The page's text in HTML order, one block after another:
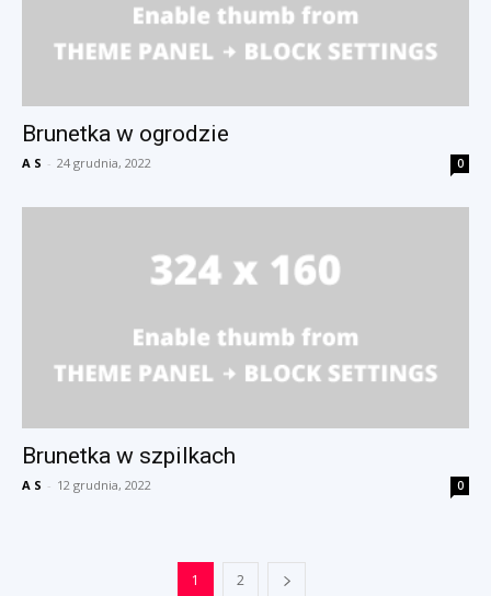
Brunetka w ogrodzie
A S - 24 grudnia, 2022 0
Brunetka w szpilkach
A S - 12 grudnia, 2022 0
1 2